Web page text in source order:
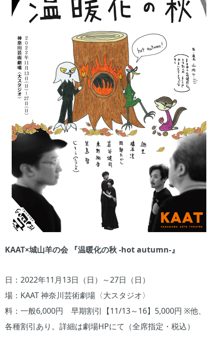
KAAT×城山羊の会 『温暖化の秋 -hot autumn-』
日：2022年11月13日（日）～27日（日）
場：KAAT 神奈川芸術劇場〈大スタジオ〉
料：一般6,000円 早期割引【11/13～16】5,000円 ※他、
各種割引あり。詳細は劇場HPにて（全席指定・税込）